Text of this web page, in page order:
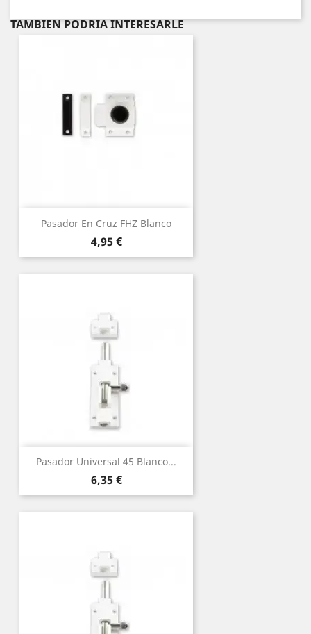
TAMBIÉN PODRÍA INTERESARLE
Pasador En Cruz FHZ Blanco
Precio
4,95 €
Pasador Universal 45 Blanco...
Precio
6,35 €